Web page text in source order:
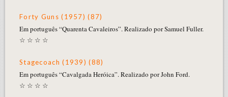
Forty Guns (1957) (87)
Em português “Quarenta Cavaleiros”. Realizado por Samuel Fuller.
☆ ☆ ☆ ☆
Stagecoach (1939) (88)
Em português “Cavalgada Heróica”. Realizado por John Ford.
☆ ☆ ☆ ☆